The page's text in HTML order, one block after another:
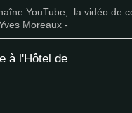
YouTube, la vidéo de
Moreaux -
à l'Hôtel de